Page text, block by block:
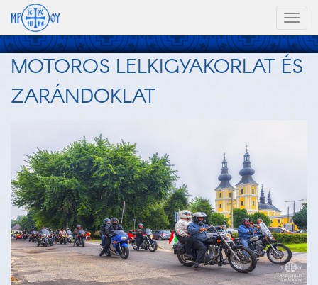
MOTOROS LELKIGYAKORLAT ÉS
ZARÁNDOKLAT